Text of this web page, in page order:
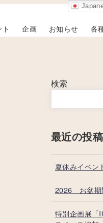
企画 お知らせ 各
検索
最近の投稿
夏休みイベン
2026 お盆期
特別企画展「